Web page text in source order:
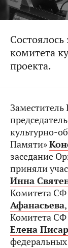
комитета
проекта.
культурно-
Памяти»
заседание
приняли
Инна
Комитета
Афанасьева,
Комитета СФ
Елена